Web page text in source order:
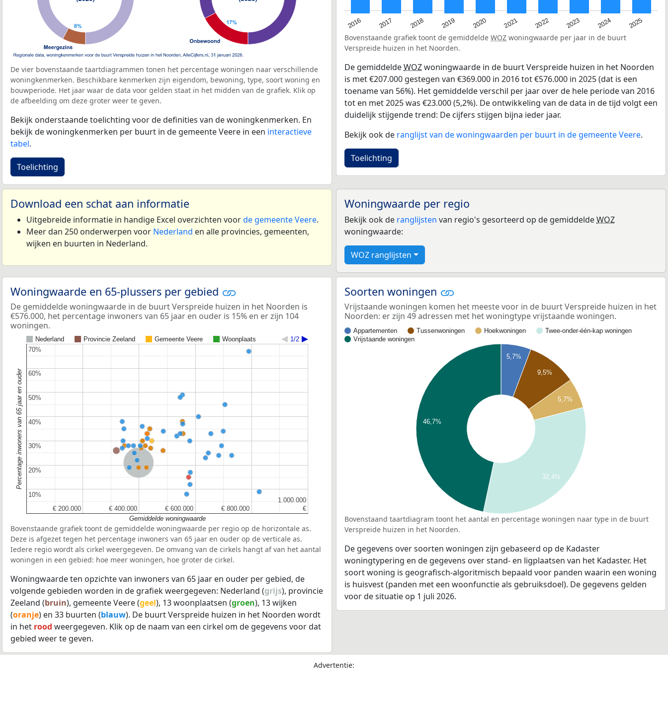
De vier bovenstaande taartdiagrammen tonen het percentage woningen naar verschillende
woningkenmerken. Beschikbare kenmerken zijn eigendom, bewoning, type, soort woning en
bouwperiode. Het jaar waar de data voor gelden staat in het midden van de grafiek. Klik op
de afbeelding om deze groter weer te geven.
Bekijk onderstaande toelichting voor de definities van de woningkenmerken. En
bekijk de woningkenmerken per buurt in de gemeente Veere in een interactieve
tabel.
Toelichting
2016 2017 2018 2019 2020 2021 2022 2023 2024 2025
Bovenstaande grafiek toont de gemiddelde WOZ woningwaarde per jaar in de buurt
Verspreide huizen in het Noorden.
De gemiddeldeWOZwoningwaarde in de buurt Verspreide huizen in het Noorden
is met €207.000 gestegen van €369.000 in 2016 tot €576.000 in 2025 (dat is een
toename van 56%). Het gemiddelde verschil per jaar over de hele periode van 2016
tot en met 2025 was €23.000 (5,2%). De ontwikkeling van de data in de tijd volgt een
duidelijk stijgende trend: De cijfers stijgen bijna ieder jaar.
Bekijk ook de ranglijst van de woningwaarden per buurt in de gemeente Veere.
Toelichting
Download een schat aan informatie
Uitgebreide informatie in handige Excel overzichten voorde gemeente Veere.
Meer dan 250 onderwerpen voor Nederland en alle provincies, gemeenten,
wijken en buurten in Nederland.
Woningwaarde per regio
Bekijk ook de ranglijsten van regio's gesorteerd op de gemiddeldeWOZ
woningwaarde:
WOZ ranglijsten
Woningwaarde en 65-plussers per gebied
De gemiddelde woningwaarde in de buurt Verspreide huizen in het Noorden is
€576.000, het percentage inwoners van 65 jaar en ouder is 15% en er zijn 104
woningen.
Nederland Provincie Zeeland Gemeente Veere Woonplaats 1/2
Nederland
€ 200.000
€ 200.000 € 400.000
€ 400.000 € 600.000
€ 600.000 € 800.000
€ 800.000 €
€
1.000.000
1.000.000
10%
10%
20%
20%
30%
30%
40%
40%
50%
50%
60%
60%
70%
70%
Gemiddelde woningwaarde
Percentage inwoners van 65 jaar en ouder
Bovenstaande grafiek toont de gemiddelde woningwaarde per regio op de horizontale as.
Deze is afgezet tegen het percentage inwoners van 65 jaar en ouder op de verticale as.
Iedere regio wordt als cirkel weergegeven. De omvang van de cirkels hangt af van het aantal
woningen in een gebied: hoe meer woningen, hoe groter de cirkel.
Woningwaarde ten opzichte van inwoners van 65 jaar en ouder per gebied, de
volgende gebieden worden in de grafiek weergegeven: Nederland (grijs), provincie
Zeeland (bruin), gemeente Veere (geel), 13 woonplaatsen (groen), 13 wijken
(oranje) en 33 buurten (blauw). De buurt Verspreide huizen in het Noorden wordt
in het rood weergegeven. Klik op de naam van een cirkel om de gegevens voor dat
gebied weer te geven.
Soorten woningen
Vrijstaande woningen komen het meeste voor in de buurt Verspreide huizen in het
Noorden: er zijn 49 adressen met het woningtype vrijstaande woningen.
Appartementen Tussenwoningen Hoekwoningen
Twee-onder-één-kap woningen
Vrijstaande woningen
5,7%
9,5%
5,7%
46,7%
32,4%
Bovenstaand taartdiagram toont het aantal en percentage woningen naar type in de buurt
Verspreide huizen in het Noorden.
De gegevens over soorten woningen zijn gebaseerd op de Kadaster
woningtypering en de gegevens over stand- en ligplaatsen van het Kadaster. Het
soort woning is geografisch-algoritmisch bepaald voor panden waarin een woning
is huisvest (panden met een woonfunctie als gebruiksdoel). De gegevens gelden
voor de situatie op 1 juli 2026.
Advertentie: